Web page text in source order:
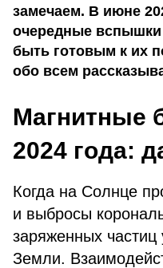
замечаем. В июне
очередные
быть готовым к их
обо всем
Магнитные
2024 года:
Когда на Солнце
и выбросы
заряженных частиц
Земли.